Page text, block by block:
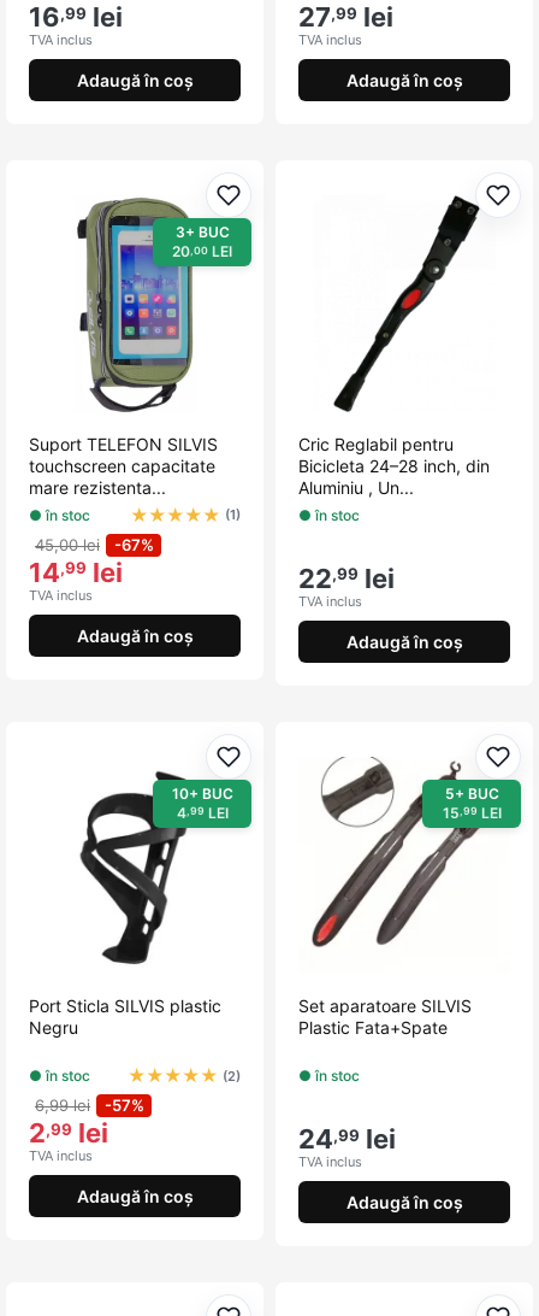
16,99 lei
TVA inclus
Adaugă în coș
27,99 lei
TVA inclus
Adaugă în coș
Adaugă la favorite
3+ BUC
20 ,00 LEI
Suport TELEFON SILVIS
touchscreen capacitate
mare rezistenta...
● în stoc ★★★★★ (1)
45,00 lei -67%
14,99 lei
TVA inclus
Adaugă în coș
Cric Reglabil pentru
Bicicleta 24–28 inch, din
Aluminiu , Un...
● în stoc
22,99 lei
TVA inclus
Adaugă în coș
Adaugă la favorite
10+ BUC
4,99 LEI
Port Sticla SILVIS plastic
Negru
● în stoc ★★★★★ (2)
6,99 lei -57%
2,99 lei
TVA inclus
Adaugă în coș
5+ BUC
15,99 LEI
Set aparatoare SILVIS
Plastic Fata+Spate
● în stoc
24,99 lei
TVA inclus
Adaugă în coș